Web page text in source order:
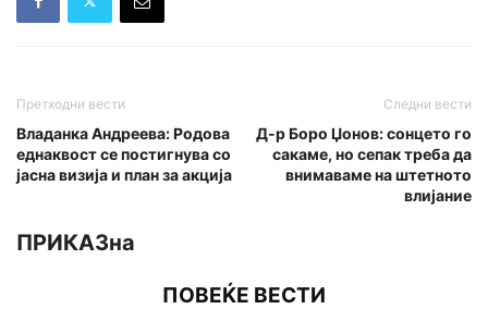
Претходни вести
Владанка Андреева: Родова
еднаквост се постигнува со
јасна визија и план за акција
Следни вести
Д-р Боро Џонов: сонцето го
сакаме, но сепак треба да
внимаваме на штетното
влијание
ПРИКАЗна
ПОВЕЌЕ ВЕСТИ